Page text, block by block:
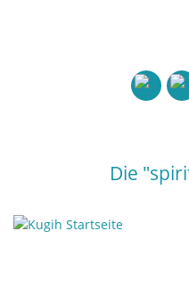
Die